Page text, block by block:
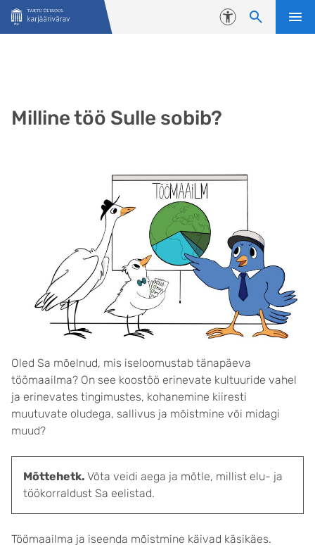
Liigu edasi põhisisu juurde
Juurdepääsetavus
Milline töö Sulle sobib?
Oled Sa mõelnud, mis iseloomustab tänapäeva
töömaailma? On see koostöö erinevate kultuuride vahel
ja erinevates tingimustes, kohanemine kiiresti
muutuvate oludega, sallivus ja mõistmine või midagi
muud?
Mõttehetk. Võta veidi aega ja mõtle, millist elu- ja
töökorraldust Sa eelistad.
Töömaailma ja iseenda mõistmine käivad käsikäes.